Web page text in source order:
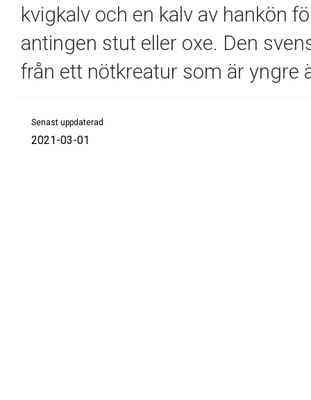
kvigkalv och en kalv av hankön
antingen stut eller oxe. Den
från ett nötkreatur som är yngre
Senast uppdaterad
2021-03-01